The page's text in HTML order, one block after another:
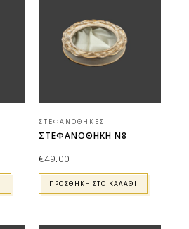
ΣΤΕΦΑΝΟΘΉΚΕΣ
ΣΤΕΦΑΝΟΘΗΚΗ Ν8
€49.00
ΠΡΟΣΘΉΚΗ ΣΤΟ ΚΑΛΆΘΙ